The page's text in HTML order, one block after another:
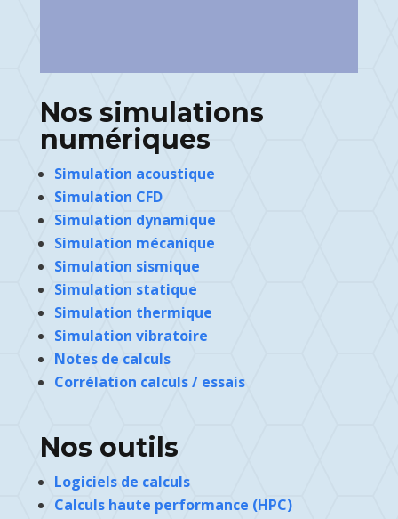
Nos simulations
numériques
Simulation acoustique
Simulation CFD
Simulation dynamique
Simulation mécanique
Simulation sismique
Simulation statique
Simulation thermique
Simulation vibratoire
Notes de calculs
Corrélation calculs / essais
Nos outils
Logiciels de calculs
Calculs haute performance (HPC)